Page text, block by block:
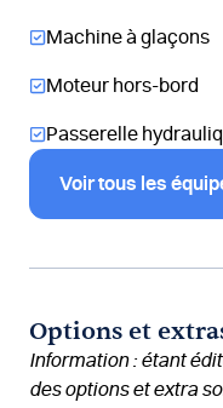
Machine à glaçons
Moteur hors-bord
Passerelle
Voir tous les
Options et
Information : étant
des options et extra